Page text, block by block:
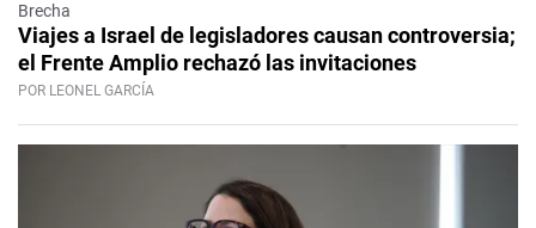
Brecha
Viajes a Israel de legisladores causan controversia;
el Frente Amplio rechazó las invitaciones
POR LEONEL GARCÍA